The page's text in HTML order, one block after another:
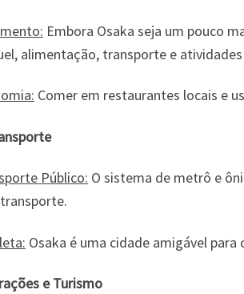
Embora Osaka seja um pouco
alimentação, transporte e atividades
Comer em restaurantes locais e
Público: O sistema de metrô e
Osaka é uma cidade amigável
e Turismo